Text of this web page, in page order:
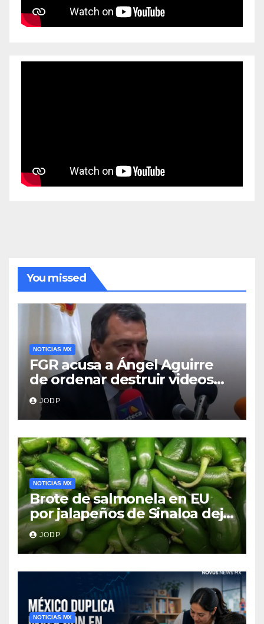
You missed
NOTICIAS MX
FGR acusa a Ángel Aguirre
de ordenar destruir videos
clave del caso Ayotzinapa
JODP
NOTICIAS MX
Brote de salmonela en EU
por jalapeños de Sinaloa deja
345 enfermos y 36
hospitalizados
JODP
NOTICIAS MX